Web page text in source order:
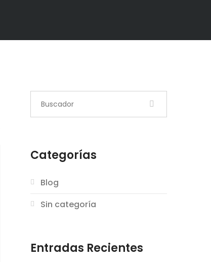
Categorías
Blog
Sin categoría
Entradas Recientes